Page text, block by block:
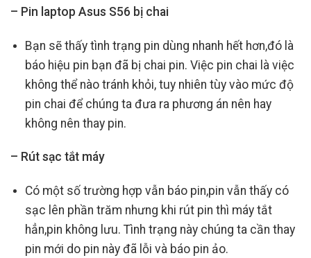
– Pin laptop Asus S56 bị chai
Bạn sẽ thấy tình trạng pin dùng nhanh hết hơn,đó là
báo hiệu pin bạn đã bị chai pin. Việc pin chai là việc
không thể nào tránh khỏi, tuy nhiên tùy vào mức độ
pin chai để chúng ta đưa ra phương án nên hay
không nên thay pin.
– Rút sạc tắt máy
Có một số trường hợp vẫn báo pin,pin vẫn thấy có
sạc lên phần trăm nhưng khi rút pin thì máy tắt
hẳn,pin không lưu. Tình trạng này chúng ta cần thay
pin mới do pin này đã lỗi và báo pin ảo.